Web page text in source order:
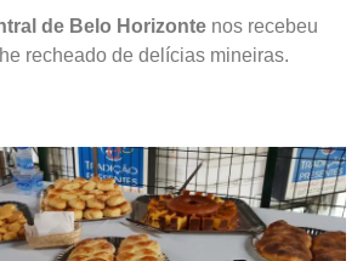
de Belo Horizontenos recebeu
recheado de delícias mineiras.